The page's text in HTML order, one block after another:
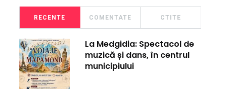
RECENTE COMENTATE CTITE
La Medgidia: Spectacol de
muzică și dans, în centrul
municipiului